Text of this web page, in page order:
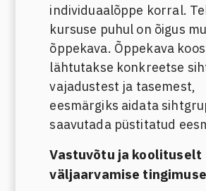
individuaalõppe korral.
kursuse puhul on õigus
õppekava. Õppekava
lähtutakse konkreetse
vajadustest ja tasemest,
eesmärgiks aidata
saavutada püstitatud
Vastuvõtu ja koolituselt
väljaarvamise